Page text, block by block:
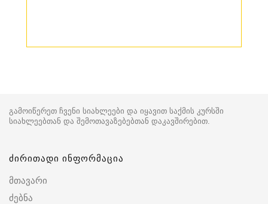
გამოიწერეთ ჩვენი სიახლეები და იყავით საქმის კურსში
სიახლეებთან და შემოთავაზებებთან დაკავშირებით.
ძირითადი ინფორმაცია
მთავარი
ძებნა